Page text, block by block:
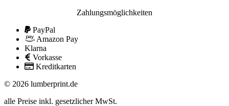
Zahlungsmöglichkeiten
PayPal
Amazon Pay
Klarna
Vorkasse
Kreditkarten
© 2026 lumberprint.de
alle Preise inkl. gesetzlicher MwSt.